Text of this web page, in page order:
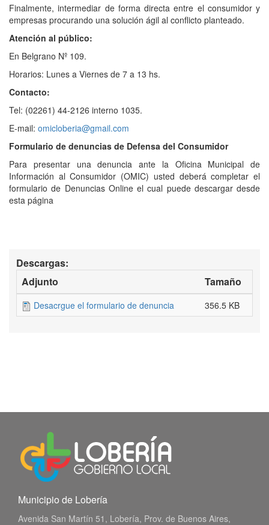
Finalmente, intermediar de forma directa entre el consumidor y
empresas procurando una solución ágil al conflicto planteado.
Atención al público:
En Belgrano Nº 109.
Horarios: Lunes a Viernes de 7 a 13 hs.
Contacto:
Tel: (02261) 44-2126 interno 1035.
E-mail: omicloberia@gmail.com
Formulario de denuncias de Defensa del Consumidor
Para presentar una denuncia ante la Oficina Municipal de
Información al Consumidor (OMIC) usted deberá completar el
formulario de Denuncias Online el cual puede descargar desde
esta página
Descargas:
Adjunto
Tamaño
Desacrgue el formulario de denuncia 356.5 KB
Municipio de Lobería
Avenida San Martín 51, Lobería, Prov. de Buenos Aires,